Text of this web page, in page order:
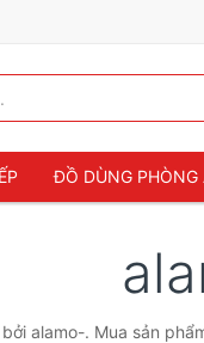
ĐỒ DÙNG PHÒNG
alamo-. Mua sản